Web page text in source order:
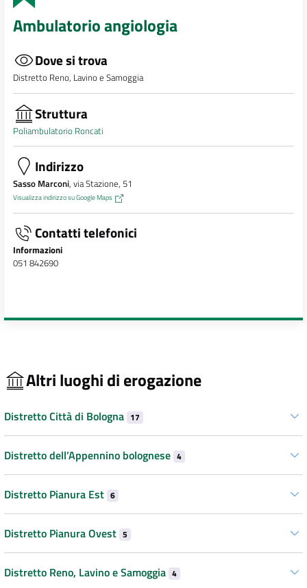
Ambulatorio angiologia
Dove si trova
Distretto Reno, Lavino e Samoggia
Struttura
Poliambulatorio Roncati
Indirizzo
Sasso Marconi, via Stazione, 51
Visualizza indirizzo su Google Maps
Contatti telefonici
Informazioni
051 842690
Altri luoghi di erogazione
Distretto Città di Bologna 17
Distretto dell’Appennino bolognese 4
Distretto Pianura Est 6
Distretto Pianura Ovest 5
Distretto Reno, Lavino e Samoggia 4